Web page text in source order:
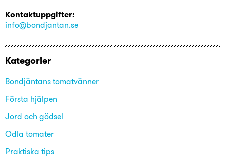
Kontaktuppgifter:
info@bondjantan.se
Kategorier
Bondjäntans tomatvänner
Första hjälpen
Jord och gödsel
Odla tomater
Praktiska tips